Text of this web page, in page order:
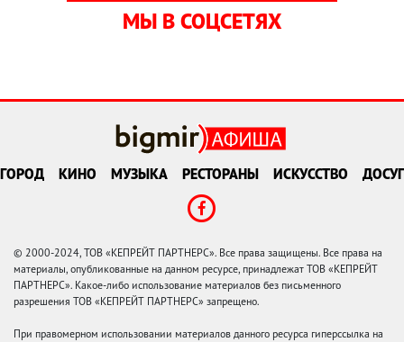
МЫ В СОЦСЕТЯХ
ГОРОД КИНО МУЗЫКА РЕСТОРАНЫ ИСКУССТВО ДОСУГ
© 2000-2024, ТОВ «КЕПРЕЙТ ПАРТНЕРС». Все права защищены. Все права на
материалы, опубликованные на данном ресурсе, принадлежат ТОВ «КЕПРЕЙТ
ПАРТНЕРС». Какое-либо использование материалов без письменного
разрешения ТОВ «КЕПРЕЙТ ПАРТНЕРС» запрещено.
При правомерном использовании материалов данного ресурса гиперссылка на